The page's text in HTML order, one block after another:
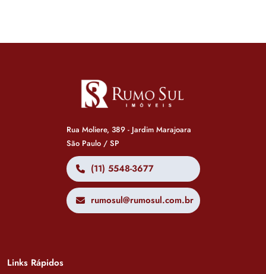
Rua Moliere, 389 - Jardim Marajoara
São Paulo / SP
(11) 5548-3677
rumosul@rumosul.com.br
Links Rápidos